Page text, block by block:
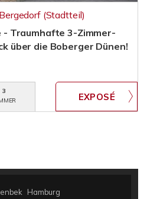
(Stadtteil)
- Traumhafte 3-Zimmer-
über die Boberger Dünen!
3
Hamburg